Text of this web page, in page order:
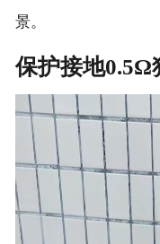
景。
保护接地0.5Ω